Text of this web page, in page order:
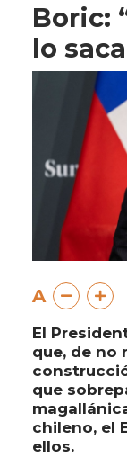
Boric:
lo
A
El
que, de no
que
chileno, el
ellos.